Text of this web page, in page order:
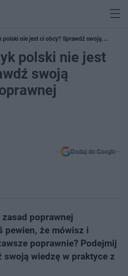
polski nie jest ci obcy? Sprawdź swoją
polski nie jest
swoją
Dodaj do Google
poprawnej
pewien, że mówisz i
poprawnie? Podejmij
swoją wiedzę w praktyce z